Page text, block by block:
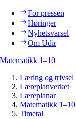
For pressen
Høringer
Nyhetsvarsel
Om Udir
Matematikk 1–10
Læring og trivsel
Læreplanverket
Læreplanar
Matematikk 1–10
Timetal